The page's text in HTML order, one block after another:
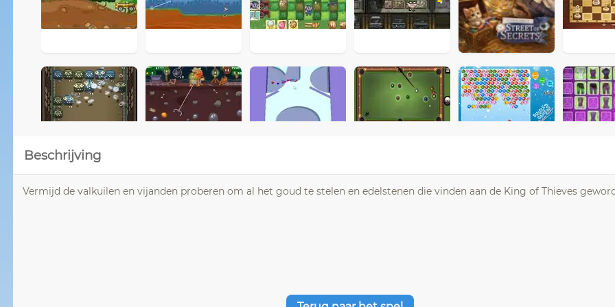
Beschrijving
Vermijd de valkuilen en vijanden proberen om al het goud te stelen en edelstenen die vinden aan de King of Thieves